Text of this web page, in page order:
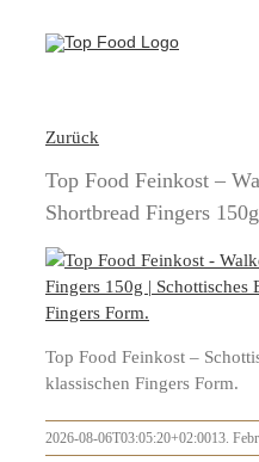
Inhalt
Zurück
Top Food Feinkost –
Shortbread Fingers 150g
Top Food Feinkost –
klassischen Fingers Form.
2026-08-06T03:05:20+02:0013.